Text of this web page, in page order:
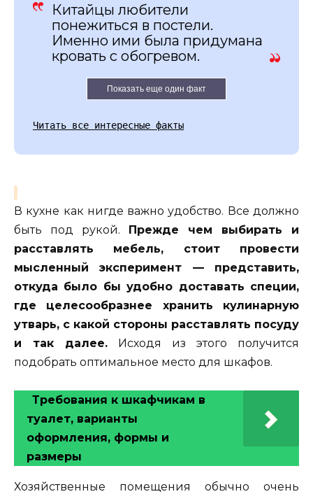
Китайцы любители
понежиться в постели.
Именно ими была придумана
кровать с обогревом.
Показать еще один факт
Читать все интересные факты
В кухне как нигде важно удобство. Все должно
быть под рукой. Прежде чем выбирать и
расставлять мебель, стоит провести
мысленный эксперимент — представить,
откуда было бы удобно доставать специи,
где целесообразнее хранить кулинарную
утварь, с какой стороны расставлять посуду
и так далее. Исходя из этого получится
подобрать оптимальное место для шкафов.
Требования к шкафчикам в
туалет, варианты
оформления, формы и
размеры
Хозяйственные помещения обычно очень